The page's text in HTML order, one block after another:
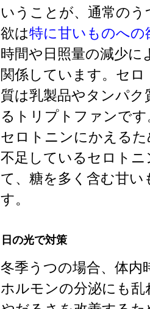
いうことが、通常の
欲は特に甘いものへの
時間や日照量の減少
関係しています。セ
質は乳製品やタンパ
るトリプトファンで
セロトニンにかえる
不足しているセロト
て、糖を多く含む甘
す。
日の光で対策
冬季うつの場合、体
ホルモンの分泌にも